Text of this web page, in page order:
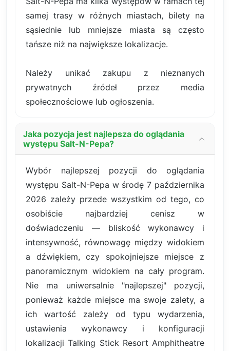
samej trasy w różnych miastach, bilety na
sąsiednie lub mniejsze miasta są często
tańsze niż na największe lokalizacje.
Należy unikać zakupu z nieznanych
prywatnych źródeł przez media
społecznościowe lub ogłoszenia.
Jaka pozycja jest najlepsza do oglądania
występu Salt-N-Pepa?
Wybór najlepszej pozycji do oglądania
występu Salt-N-Pepa w środę 7 października
2026 zależy przede wszystkim od tego, co
osobiście najbardziej cenisz w
doświadczeniu — bliskość wykonawcy i
intensywność, równowagę między widokiem
a dźwiękiem, czy spokojniejsze miejsce z
panoramicznym widokiem na cały program.
Nie ma uniwersalnie "najlepszej" pozycji,
ponieważ każde miejsce ma swoje zalety, a
ich wartość zależy od typu wydarzenia,
ustawienia wykonawcy i konfiguracji
lokalizacji Talking Stick Resort Amphitheatre